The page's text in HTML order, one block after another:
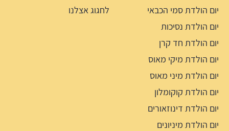
יום הולדת סמי הכבאי
יום הולדת נסיכות
יום הולדת חד קרן
יום הולדת מיקי מאוס
יום הולדת מיני מאוס
יום הולדת קוקומלון
יום הולדת דינוזאורים
יום הולדת מיניונים
לחגוג אצלנו